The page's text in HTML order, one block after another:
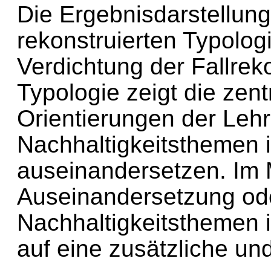
Die
rekonstruierten
Verdichtung der
Typologie zeigt die
Orientierungen der
Nachhaltigkeitsthemen
auseinandersetzen. Im
Auseinandersetzung
Nachhaltigkeitsthemen
auf eine zusätzliche